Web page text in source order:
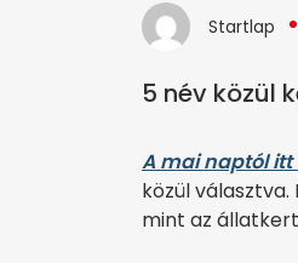
Startlap
5 név közül
A mai naptól
közül
mint az